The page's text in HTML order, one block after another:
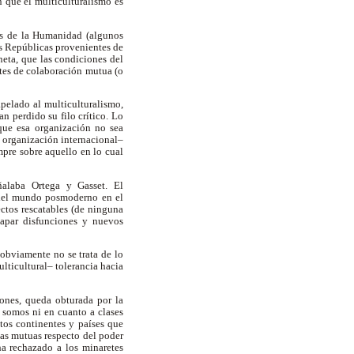
de la Humanidad (algunos
Repúblicas provenientes de
que las condiciones del
de colaboración mutua (o
al multiculturalismo,
perdido su filo crítico. Lo
esa organización no sea
organización internacional–
sobre aquello en lo cual
Ortega y Gasset. El
mundo posmoderno en el
rescatables (de ninguna
disfunciones y nuevos
no se trata de lo
tolerancia hacia
queda obturada por la
ni en cuanto a clases
continentes y países que
mutuas respecto del poder
rechazado a los minaretes